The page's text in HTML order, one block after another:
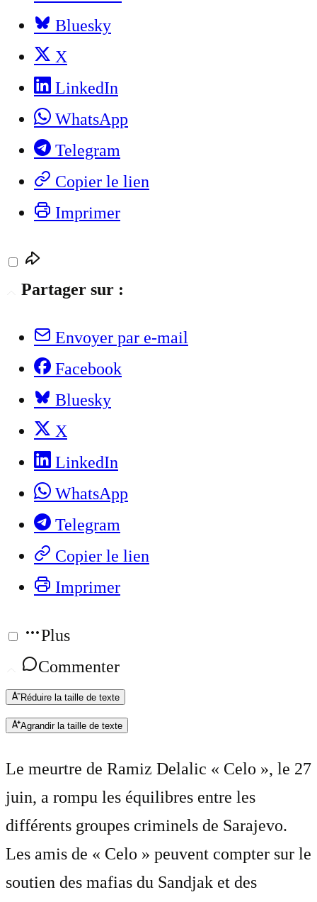
Bluesky
X
LinkedIn
WhatsApp
Telegram
Copier le lien
Imprimer
Partager sur :
Envoyer par e-mail
Facebook
Bluesky
X
LinkedIn
WhatsApp
Telegram
Copier le lien
Imprimer
Plus
Commenter
Réduire la taille de texte
Agrandir la taille de texte
Le meurtre de Ramiz Delalic « Celo », le 27
juin, a rompu les équilibres entre les
différents groupes criminels de Sarajevo.
Les amis de « Celo » peuvent compter sur le
soutien des mafias du Sandjak et des